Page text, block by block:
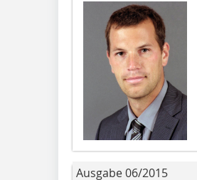
Ausgabe 06/2015